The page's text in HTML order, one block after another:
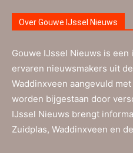
Over Gouwe IJssel Nieuws
Gouwe IJssel Nieuws is een
ervaren nieuwsmakers uit
Waddinxveen aangevuld
worden bijgestaan door
IJssel Nieuws brengt
Zuidplas, Waddinxveen en